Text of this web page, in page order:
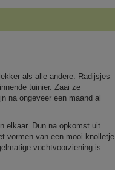
als alle andere. Radijsjes
tuinier. Zaai ze
na ongeveer een maand al
elkaar. Dun na opkomst uit
vormen van een mooi knolletje
vochtvoorziening is